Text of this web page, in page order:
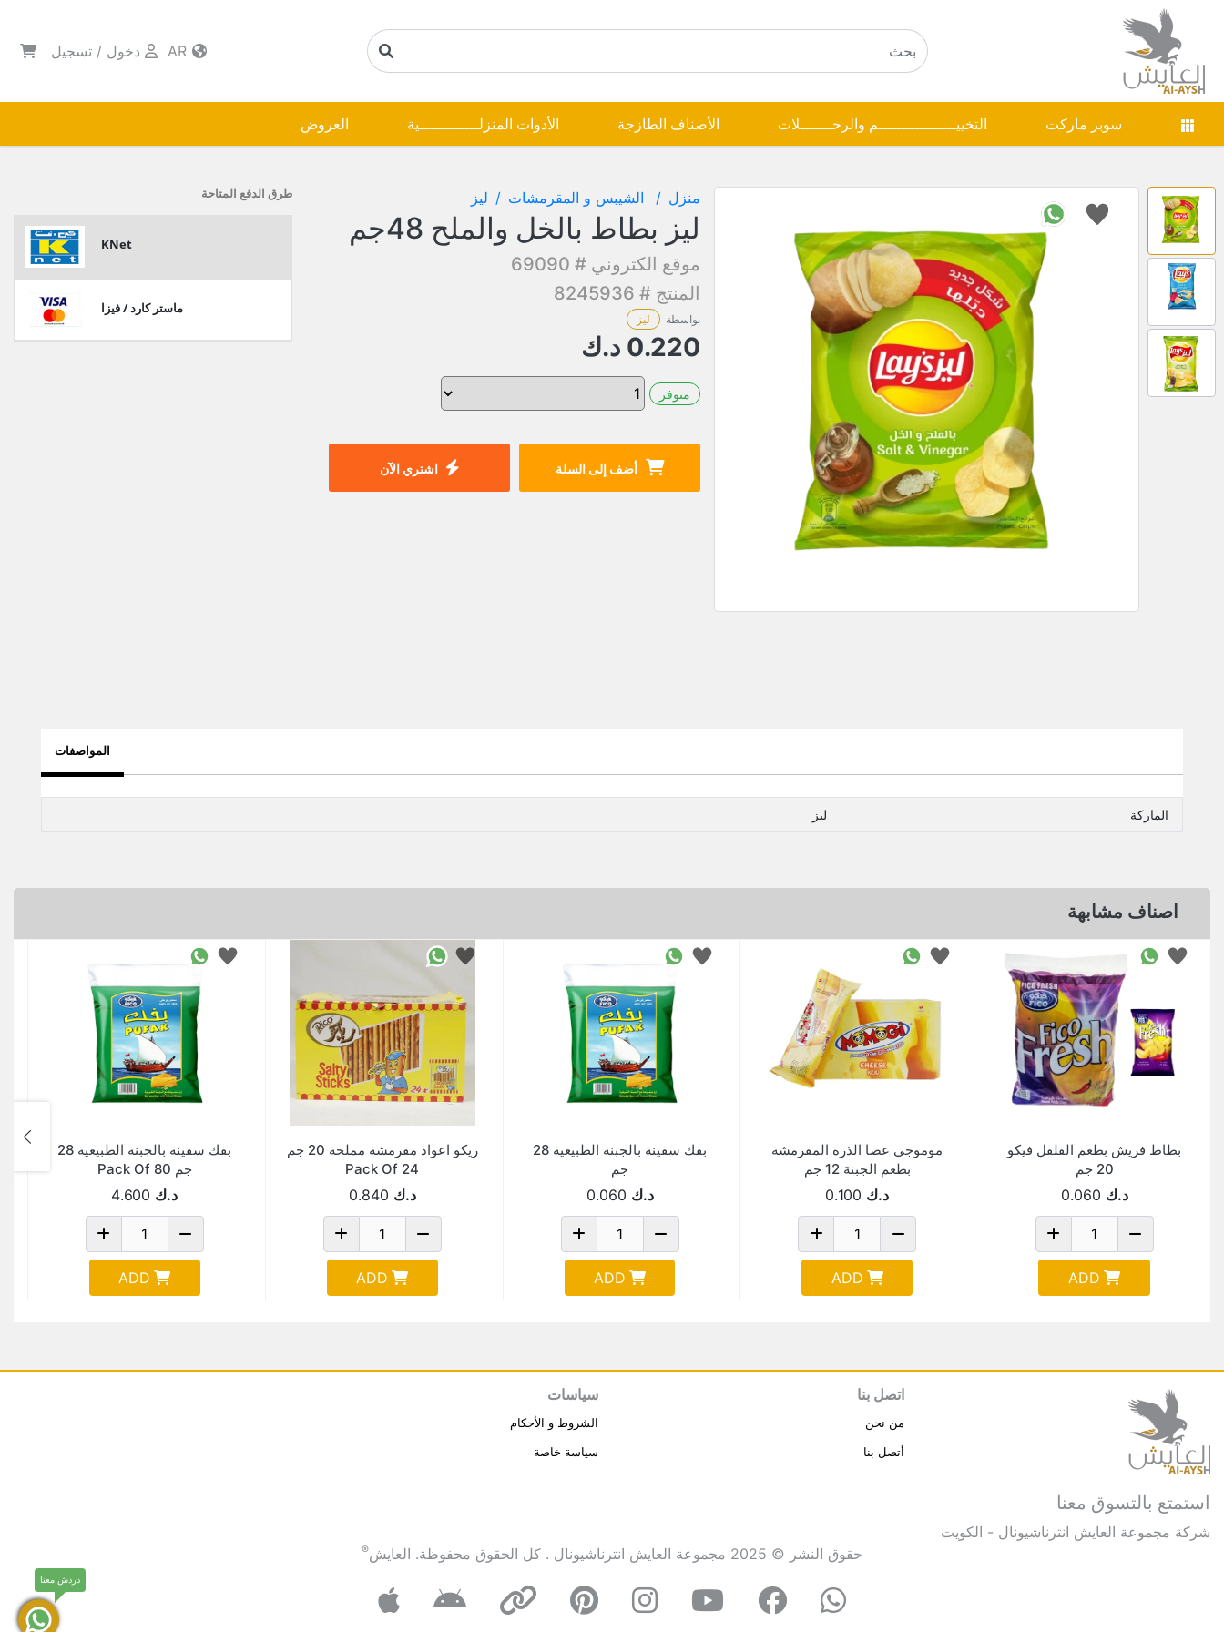
دخول / تسجيل
سوبر ماركت التخييـــــــــــــــــم والرحـــــــلات الأصناف الطازجة الأدوات المنزلـــــــــــــية العروض
منزل الشيبس و المقرمشات ليز
ليز بطاط بالخل والملح 48جم
موقع الكتروني # 69090
المنتج # 8245936
بواسطة ليز
0.220 د.ك
متوفر
أضف إلى السلة اشتري الآن
طرق الدفع المتاحة
KNet
ماستر كارد / فيزا
المواصفات
الماركة ليز
اصناف مشابهة
بطاط فريش بطعم الفلفل فيكو
20 جم
د.ك 0.060
ADD
موموجي عصا الذرة المقرمشة
بطعم الجبنة 12 جم
د.ك 0.100
ADD
بفك سفينة بالجبنة الطبيعية 28
جم
د.ك 0.060
ADD
ريكو اعواد مقرمشة مملحة 20 جم
Pack Of 24
د.ك 0.840
ADD
بفك سفينة بالجبنة الطبيعية 28
جم Pack Of 80
د.ك 4.600
ADD
استمتع بالتسوق معنا
شركة مجموعة العايش انترناشيونال - الكويت
اتصل بنا
من نحن
أتصل بنا
سياسات
الشروط و الأحكام
سياسة خاصة
حقوق النشر © 2025 مجموعة العايش انترناشيونال . كل الحقوق محفوظة. العايش®
دردش معنا